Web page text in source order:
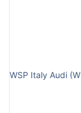
WSP Italy Audi